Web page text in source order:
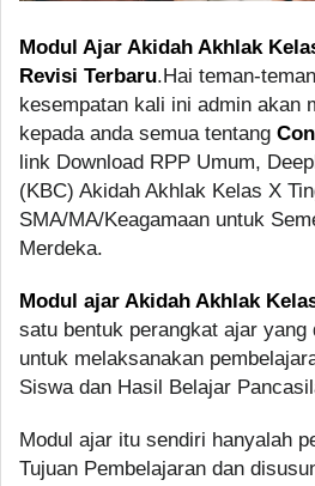
Modul Ajar Akidah Akhlak
Revisi Terbaru.Hai teman-
kesempatan kali ini admin akan
kepada anda semua tentang
link Download RPP Umum,
(KBC) Akidah Akhlak Kelas X
SMA/MA/Keagamaan untuk
Merdeka.
Modul ajar Akidah Akhlak
satu bentuk perangkat ajar yang
untuk melaksanakan
Siswa dan Hasil Belajar
Modul ajar itu sendiri hanyalah
Tujuan Pembelajaran dan